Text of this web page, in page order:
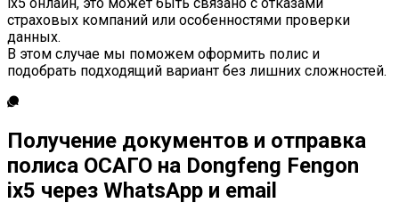
страховых компаний или особенностями проверки
данных.
В этом случае мы поможем оформить полис и
подобрать подходящий вариант без лишних сложностей.
Получение документов и отправка
полиса ОСАГО на Dongfeng Fengon
ix5 через WhatsApp и email